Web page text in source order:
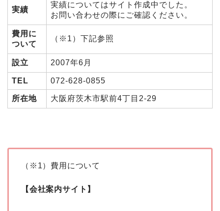
実績
実績についてはサイト作成中でした。
お問い合わせの際にご確認ください。
費用に
ついて
（※1）下記参照
設立 2007年6月
TEL 072-628-0855
所在地 大阪府茨木市駅前4丁目2-29
（※1）費用について
【会社案内サイト】